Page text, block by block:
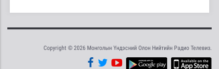
Copyright © 2026 Монголын Үндэсний Олон Нийтийн Радио Телевиз.